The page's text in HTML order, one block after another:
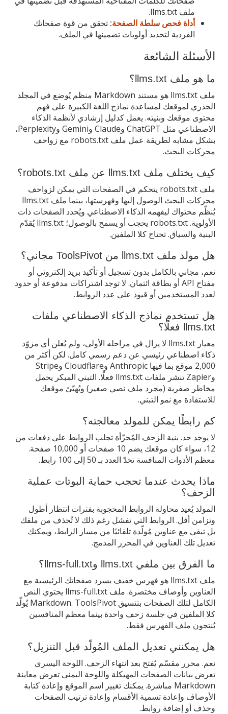
ملف llms.txt.
أداة فحص سلطة الصفحة: تحقق من قوة صفحاتك
الفردية لتحديد أولويات تضمينها في الملف.
الأسئلة الشائعة
ما هو ملف llms.txt؟
ملف llms.txt هو مستند Markdown منظم يُوضع في المجلد
الجذري لموقعك لمساعدة نماذج اللغة الكبيرة على فهم
محتوى موقعك وبنيته. يعمل كدليل إرشادي لأنظمة الذكاء
الاصطناعي مثل ChatGPT وClaude وGemini وPerplexity،
بشكل مشابه لطريقة عمل ملف robots.txt مع زواحف
محركات البحث.
كيف يختلف ملف llms.txt عن ملف robots.txt؟
ملف robots.txt يتحكم في الصفحات التي يمكن لزواحف
محركات البحث الوصول إليها وفهرستها، بينما ملف llms.txt
يُنظّم محتواك ليفهمه الذكاء الاصطناعي ويُحدد الصفحات ذات
الأولوية. robots.txt يحجب أو يسمح بالوصول؛ llms.txt يُقدّم
البنية والسياق. تحتاج كلا الملفين.
هل مولد ملف llms.txt من ToolsPivot مجاني؟
نعم، مجاني بالكامل بدون تسجيل أو تأكيد بريد إلكتروني أو
مفتاح API أو بطاقة ائتمان. لا توجد اشتراكات مدفوعة أو حدود
لعدد المستخدمين أو قيود على عدد الروابط.
هل تستخدم نماذج الذكاء الاصطناعي ملفات
llms.txt فعلًا؟
معيار llms.txt لا يزال في مراحله الأولى، ولم يُعلن أي مزوّد
ذكاء اصطناعي رئيسي عن دعم رسمي كامل. لكن أكثر من
2,000 موقع بما فيها Anthropic وCloudflare وStripe
وZapier تنشر ملفات llms.txt فعلًا. التبني المبكر يحمل
مخاطر صفرية (مجرد ملف نصي صغير) ويُهيّئ موقعك
للاستفادة مع نمو التبني.
كم رابطًا يمكن للمولد معالجته؟
لا يوجد حد. بنية الزحف المُجزّأة تجلب الروابط على دفعات من
12، سواء كان موقعك يضم 10 صفحات أو 10,000 صفحة.
معظم الأدوات المنافسة تحدّ العدد بـ 50 إلى 100 رابط.
ماذا يحدث عندما تحجب حماية البوتات عملية
الزحف؟
المولد يُعيد محاولة الروابط المحجوبة بفترات انتظار أطول
وتزامن أقل. الروابط التي تفشل رغم ذلك لا تُحذف من ملفك
بل تبقى مع عناوين مُولّدة تلقائيًا من مسار الرابط، ويمكنك
تعديل تلك العناوين في المحرر المدمج.
ما الفرق بين ملفي llms.txt وllms-full.txt؟
ملف llms.txt هو فهرس خفيف يسرد صفحاتك الرئيسية مع
العناوين وأوصاف مختصرة. ملف llms-full.txt يحتوي النص
الكامل لتلك الصفحات بتنسيق Markdown. ToolsPivot يُولّد
كلا الملفين في جلسة زحف واحدة بينما معظم المنافسين
يُنتجون ملف الفهرس فقط.
هل يمكنني تعديل الملف المُولّد قبل التنزيل؟
نعم. محرر مقسّم يُفتح بعد انتهاء الزحف. اللوحة اليسرى
تعرض بيانات الصفحات المهيكلة واللوحة اليمنى تعرض معاينة
Markdown مباشرة. يمكنك تغيير اسم الموقع وإعادة كتابة
الأوصاف وإعادة تسمية الأقسام وإعادة ترتيب الصفحات
وحذف أو إضافة روابط.